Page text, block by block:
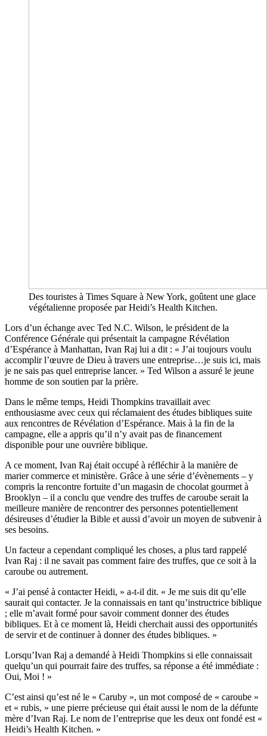
Des touristes à Times Square à New York, goûtent une glace
végétalienne proposée par Heidi’s Health Kitchen.
Lors d’un échange avec Ted N.C. Wilson, le président de la
Conférence Générale qui présentait la campagne Révélation
d’Espérance à Manhattan, Ivan Raj lui a dit : « J’ai toujours voulu
accomplir l’œuvre de Dieu à travers une entreprise…je suis ici, mais
je ne sais pas quel entreprise lancer. » Ted Wilson a assuré le jeune
homme de son soutien par la prière.
Dans le même temps, Heidi Thompkins travaillait avec
enthousiasme avec ceux qui réclamaient des études bibliques suite
aux rencontres de Révélation d’Espérance. Mais à la fin de la
campagne, elle a appris qu’il n’y avait pas de financement
disponible pour une ouvrière biblique.
A ce moment, Ivan Raj était occupé à réfléchir à la manière de
marier commerce et ministère. Grâce à une série d’évènements – y
compris la rencontre fortuite d’un magasin de chocolat gourmet à
Brooklyn – il a conclu que vendre des truffes de caroube serait la
meilleure manière de rencontrer des personnes potentiellement
désireuses d’étudier la Bible et aussi d’avoir un moyen de subvenir à
ses besoins.
Un facteur a cependant compliqué les choses, a plus tard rappelé
Ivan Raj : il ne savait pas comment faire des truffes, que ce soit à la
caroube ou autrement.
« J’ai pensé à contacter Heidi, » a-t-il dit. « Je me suis dit qu’elle
saurait qui contacter. Je la connaissais en tant qu’instructrice biblique
; elle m’avait formé pour savoir comment donner des études
bibliques. Et à ce moment là, Heidi cherchait aussi des opportunités
de servir et de continuer à donner des études bibliques. »
Lorsqu’Ivan Raj a demandé à Heidi Thompkins si elle connaissait
quelqu’un qui pourrait faire des truffes, sa réponse a été immédiate :
Oui, Moi ! »
C’est ainsi qu’est né le « Caruby », un mot composé de « caroube »
et « rubis, » une pierre précieuse qui était aussi le nom de la défunte
mère d’Ivan Raj. Le nom de l’entreprise que les deux ont fondé est «
Heidi’s Health Kitchen. »